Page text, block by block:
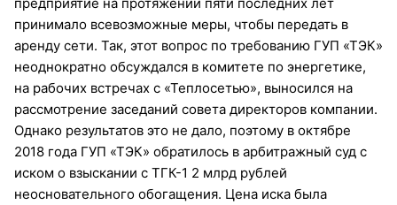
принимало всевозможные меры, чтобы передать в
аренду сети. Так, этот вопрос по требованию ГУП «ТЭК»
неоднократно обсуждался в комитете по энергетике,
на рабочих встречах с «Теплосетью», выносился на
рассмотрение заседаний совета директоров компании.
Однако результатов это не дало, поэтому в октябре
2018 года ГУП «ТЭК» обратилось в арбитражный суд с
иском о взыскании с ТГК-1 2 млрд рублей
неосновательного обогащения. Цена иска была